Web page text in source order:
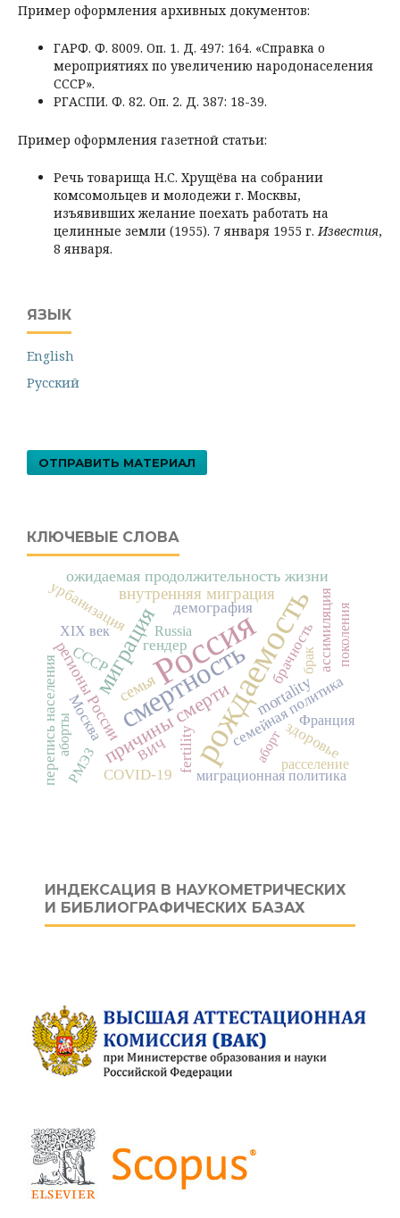
Пример оформления архивных документов:
ГАРФ. Ф. 8009. Оп. 1. Д. 497: 164. «Справка о
мероприятиях по увеличению народонаселения
СССР».
РГАСПИ. Ф. 82. Оп. 2. Д. 387: 18-39.
Пример оформления газетной статьи:
Речь товарища Н.С. Хрущёва на собрании
комсомольцев и молодежи г. Москвы,
изъявивших желание поехать работать на
целинные земли (1955). 7 января 1955 г.Известия,
8 января.
ЯЗЫК
English
Русский
ОТПРАВИТЬ МАТЕРИАЛ
КЛЮЧЕВЫЕ СЛОВА
Россия
рождаемость
смертность
миграция
причины смерти
внутренняя миграция
mortality
ожидаемая продолжительность жизни
регионы Россиисемья семейная политика
гендер
fertility
урбанизация
Москва
перепись населения
брачность
COVID-19
демография
СССР ассимиляция
здоровье
Франция
Russia
аборт
брак
миграционная политика
РМЭЗ
поколения
расселение
XIX век
аборты ВИЧ
ИНДЕКСАЦИЯ В НАУКОМЕТРИЧЕСКИХ
И БИБЛИОГРАФИЧЕСКИХ БАЗАХ